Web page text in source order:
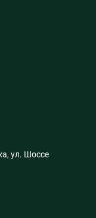
ул. Шоссе